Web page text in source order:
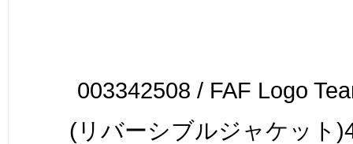
003342508 / FAF Logo
(リバーシブルジャケット